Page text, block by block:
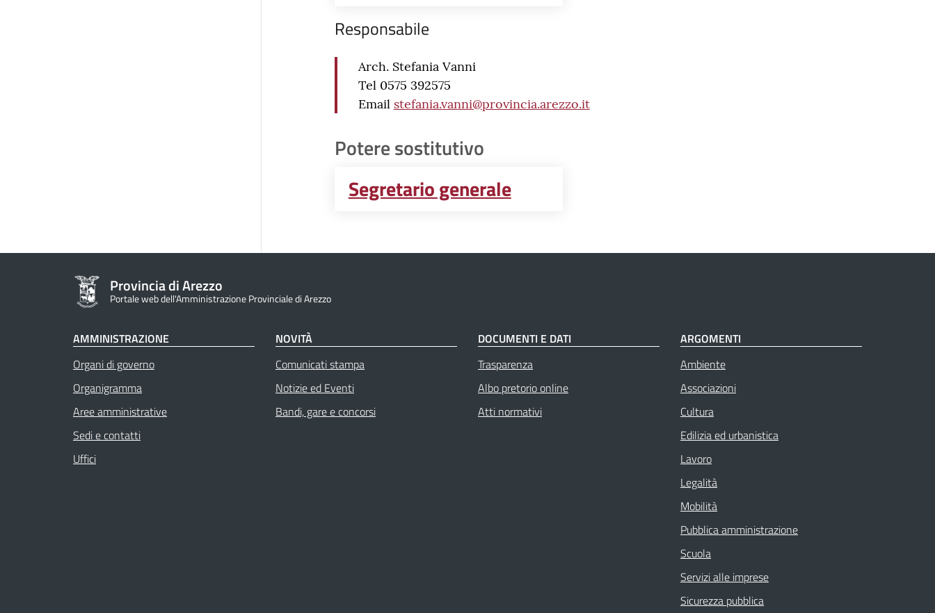
Responsabile
Arch. Stefania Vanni
Tel 0575 392575
Email stefania.vanni@provincia.arezzo.it
Potere sostitutivo
Segretario generale
Provincia di Arezzo
Portale web dell'Amministrazione Provinciale di Arezzo
AMMINISTRAZIONE
Organi di governo
Organigramma
Aree amministrative
Sedi e contatti
Uffici
NOVITÀ
Comunicati stampa
Notizie ed Eventi
Bandi, gare e concorsi
DOCUMENTI E DATI
Trasparenza
Albo pretorio online
Atti normativi
ARGOMENTI
Ambiente
Associazioni
Cultura
Edilizia ed urbanistica
Lavoro
Legalità
Mobilità
Pubblica amministrazione
Scuola
Servizi alle imprese
Sicurezza pubblica